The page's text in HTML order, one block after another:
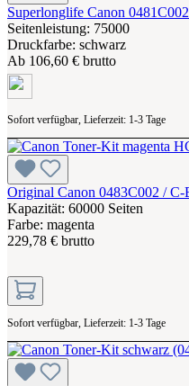
Superlonglife Canon
Seitenleistung: 75000
Druckfarbe: schwarz
Ab 106,60 € brutto
Sofort verfügbar, Lieferzeit: 1-3 Tage
Original Canon 0483C002 /
Kapazität: 60000 Seiten
Farbe: magenta
229,78 € brutto
Sofort verfügbar, Lieferzeit: 1-3 Tage